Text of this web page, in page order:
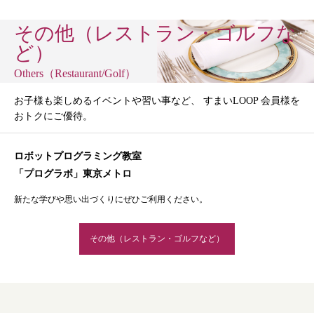
その他（レストラン・ゴルフな
ど）
Others（Restaurant/Golf）
お子様も楽しめるイベントや習い事など、 すまいLOOP 会員様を
おトクにご優待。
ロボットプログラミング教室
「プログラボ」東京メトロ
新たな学びや思い出づくりにぜひご利用ください。
その他（レストラン・ゴルフなど）